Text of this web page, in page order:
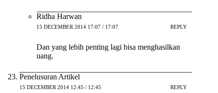
Ridha Harwan
15 DECEMBER 2014 17:07 / 17:07 REPLY
Dan yang lebih penting lagi bisa menghasilkan
uang.
Penelusuran Artikel
15 DECEMBER 2014 12:45 / 12:45 REPLY